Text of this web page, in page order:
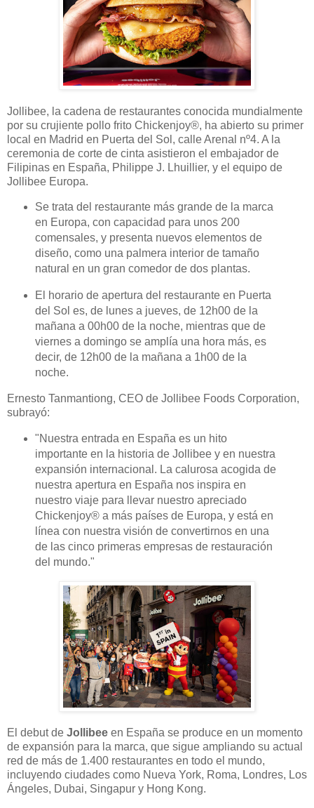
Jollibee, la cadena de restaurantes conocida mundialmente
por su crujiente pollo frito Chickenjoy®, ha abierto su primer
local en Madrid en Puerta del Sol, calle Arenal nº4. A la
ceremonia de corte de cinta asistieron el embajador de
Filipinas en España, Philippe J. Lhuillier, y el equipo de
Jollibee Europa.
Se trata del restaurante más grande de la marca
en Europa, con capacidad para unos 200
comensales, y presenta nuevos elementos de
diseño, como una palmera interior de tamaño
natural en un gran comedor de dos plantas.
El horario de apertura del restaurante en Puerta
del Sol es, de lunes a jueves, de 12h00 de la
mañana a 00h00 de la noche, mientras que de
viernes a domingo se amplía una hora más, es
decir, de 12h00 de la mañana a 1h00 de la
noche.
Ernesto Tanmantiong, CEO de Jollibee Foods Corporation,
subrayó:
"Nuestra entrada en España es un hito
importante en la historia de Jollibee y en nuestra
expansión internacional. La calurosa acogida de
nuestra apertura en España nos inspira en
nuestro viaje para llevar nuestro apreciado
Chickenjoy® a más países de Europa, y está en
línea con nuestra visión de convertirnos en una
de las cinco primeras empresas de restauración
del mundo."
El debut de Jollibee en España se produce en un momento
de expansión para la marca, que sigue ampliando su actual
red de más de 1.400 restaurantes en todo el mundo,
incluyendo ciudades como Nueva York, Roma, Londres, Los
Ángeles, Dubai, Singapur y Hong Kong.